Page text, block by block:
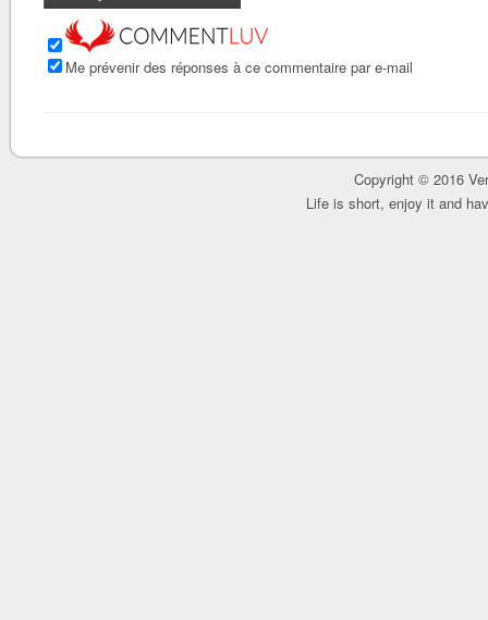
Me prévenir des réponses à ce commentaire par e-mail
Copyright © 2016
Life is short, enjoy it and